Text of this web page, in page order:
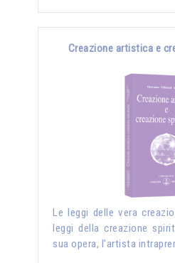
Creazione artistica e
Le leggi delle vera
leggi della creazione
sua opera, l’artista